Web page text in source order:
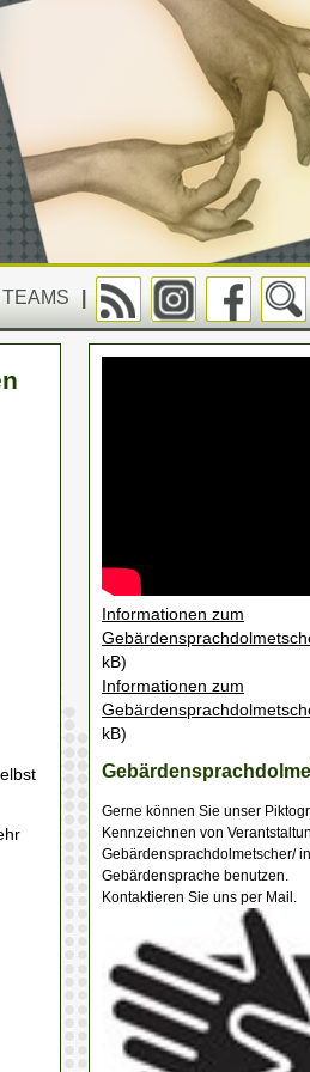
TEAMS
Informationen zum
kB)
Informationen zum
kB)
Gerne können Sie unser
Kennzeichnen von
Gebärdensprachdolmetscher/ in
Gebärdensprache benutzen.
Kontaktieren Sie uns per Mail.